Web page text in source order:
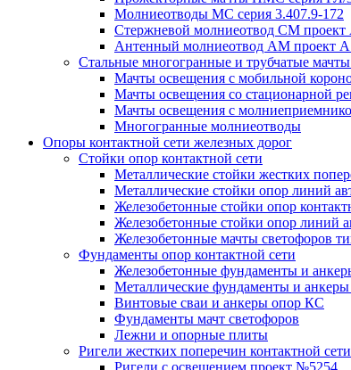
Молниеотводы МС серия 3.407.9-172
Стержневой молниеотвод СМ проект
Антенный молниеотвод АМ проект
Стальные многогранные и трубчатые
Мачты освещения с мобильной
Мачты освещения со стационарной
Мачты освещения с
Многогранные молниеотводы
Опоры контактной сети железных дорог
Стойки опор контактной сети
Металлические стойки жестких
Металлические стойки опор линий
Железобетонные стойки опор
Железобетонные стойки опор линий
Железобетонные мачты
Фундаменты опор контактной сети
Железобетонные фундаменты и
Металлические фундаменты и
Винтовые сваи и анкеры опор КС
Фундаменты мачт светофоров
Лежни и опорные плиты
Ригели жестких поперечин контактной сети
Ригели с освещением проект №5254